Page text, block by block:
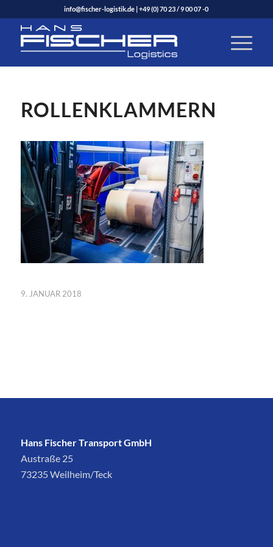
info@fischer-logistik.de |+49 (0) 70 23 / 9 00 07 -0
ROLLENKLAMMERN
9. JANUAR 2018
Hans Fischer Transport GmbH
Austraße 25
73235 Weilheim/Teck